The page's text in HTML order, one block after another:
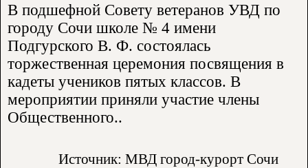
В подшефной Совету ветеранов УВД по
городу Сочи школе № 4 имени
Подгурского В. Ф. состоялась
торжественная церемония посвящения в
кадеты учеников пятых классов. В
мероприятии приняли участие члены
Общественного..
Источник: МВД город-курорт Сочи